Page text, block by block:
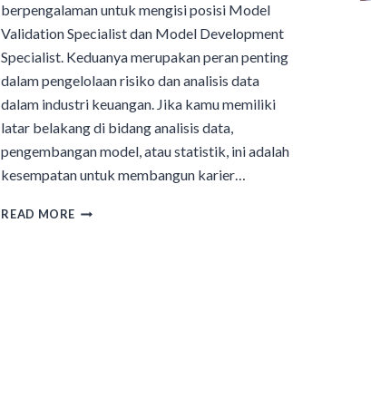
berpengalaman untuk mengisi posisi Model
Validation Specialist dan Model Development
Specialist. Keduanya merupakan peran penting
dalam pengelolaan risiko dan analisis data
dalam industri keuangan. Jika kamu memiliki
latar belakang di bidang analisis data,
pengembangan model, atau statistik, ini adalah
kesempatan untuk membangun karier…
READ MORE